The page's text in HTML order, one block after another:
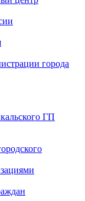
города
ГП